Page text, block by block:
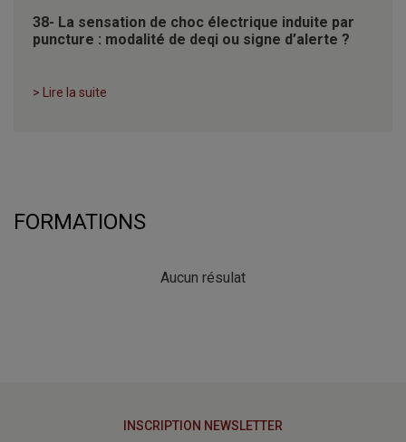
38- La sensation de choc électrique induite par
puncture : modalité de deqi ou signe d’alerte ?
> Lire la suite
FORMATIONS
Aucun résulat
INSCRIPTION NEWSLETTER